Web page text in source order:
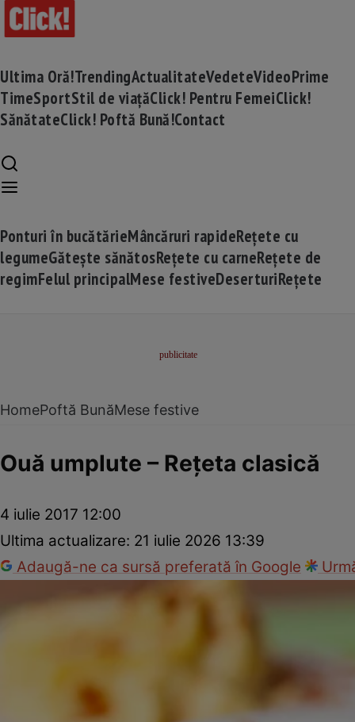
Ultima Oră!TrendingActualitateVedeteVideoPrime
TimeSportStil de viațăClick! Pentru FemeiClick!
SănătateClick! Poftă Bună!Contact
Ponturi în bucătărieMâncăruri rapideRețete cu
legumeGătește sănătosRețete cu carneRețete de
regimFelul principalMese festiveDeserturiRețete
HomePoftă BunăMese festive
Ouă umplute – Reţeta clasică
4 iulie 2017 12:00
Ultima actualizare: 21 iulie 2026 13:39
Adaugă-ne ca sursă preferată în Google